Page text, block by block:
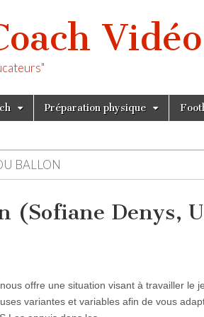
Vidéo
Préparation physique
BALLON
(Sofiane Denys,
offre une situation visant à travailler le
variantes et variables afin de vous